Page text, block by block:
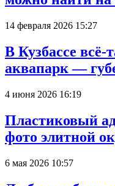
14 февраля 2026 15:27
В Кузбассе всё-
аквапарк —
4 июня 2026 16:19
Пластиковый
фото элитной
6 мая 2026 10:57